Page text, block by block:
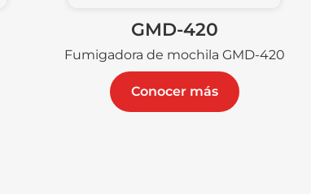
GMD-420
Fumigadora de mochila GMD-420
Conocer más